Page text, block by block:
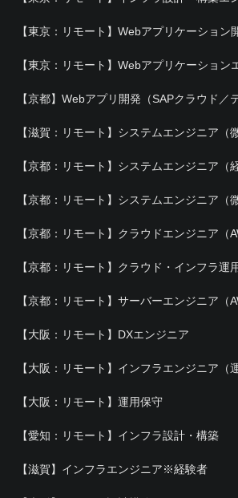
【東京：リモート】Webアプリケーショ
【東京：リモート】Webアプリケーショ
【京都】Webアプリ開発（SAPクラウド／
【滋賀：リモート】システムエンジニア（
【京都：リモート】システムエンジニア（
【京都：リモート】システムエンジニア（
【京都：リモート】クラウドエンジニア（
【京都：リモート】クラウド・インフラ
【京都：リモート】サーバーエンジニア
【大阪：リモート】DXエンジニア
【大阪：リモート】インフラエンジニア
【大阪：リモート】運用保守
【愛知：リモート】インフラ設計・構築
【滋賀】インフラエンジニア※経験者